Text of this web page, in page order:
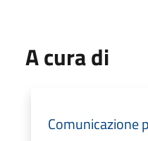
A cura di
Comunicazione